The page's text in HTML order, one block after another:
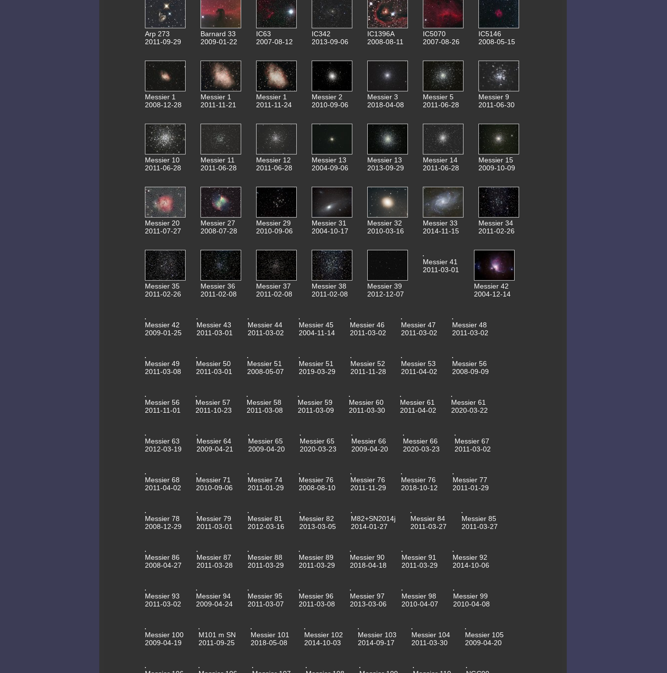
Arp 273
2011-09-29
Barnard 33
2009-01-22
IC63
2007-08-12
IC342
2013-09-06
IC1396A
2008-08-11
IC5070
2007-08-26
IC5146
2008-05-15
Messier 1
2008-12-28
Messier 1
2011-11-21
Messier 1
2011-11-24
Messier 2
2010-09-06
Messier 3
2018-04-08
Messier 5
2011-06-28
Messier 9
2011-06-30
Messier 10
2011-06-28
Messier 11
2011-06-28
Messier 12
2011-06-28
Messier 13
2004-09-06
Messier 13
2013-09-29
Messier 14
2011-06-28
Messier 15
2009-10-09
Messier 20
2011-07-27
Messier 27
2008-07-28
Messier 29
2010-09-06
Messier 31
2004-10-17
Messier 32
2010-03-16
Messier 33
2014-11-15
Messier 34
2011-02-26
Messier 35
2011-02-26
Messier 36
2011-02-08
Messier 37
2011-02-08
Messier 38
2011-02-08
Messier 39
2012-12-07
Messier 41
2011-03-01
Messier 42
2004-12-14
Messier 42
2009-01-25
Messier 43
2011-03-01
Messier 44
2011-03-02
Messier 45
2004-11-14
Messier 46
2011-03-02
Messier 47
2011-03-02
Messier 48
2011-03-02
Messier 49
2011-03-08
Messier 50
2011-03-01
Messier 51
2008-05-07
Messier 51
2019-03-29
Messier 52
2011-11-28
Messier 53
2011-04-02
Messier 56
2008-09-09
Messier 56
2011-11-01
Messier 57
2011-10-23
Messier 58
2011-03-08
Messier 59
2011-03-09
Messier 60
2011-03-30
Messier 61
2011-04-02
Messier 61
2020-03-22
Messier 63
2012-03-19
Messier 64
2009-04-21
Messier 65
2009-04-20
Messier 65
2020-03-23
Messier 66
2009-04-20
Messier 66
2020-03-23
Messier 67
2011-03-02
Messier 68
2011-04-02
Messier 71
2010-09-06
Messier 74
2011-01-29
Messier 76
2008-08-10
Messier 76
2011-11-29
Messier 76
2018-10-12
Messier 77
2011-01-29
Messier 78
2008-12-29
Messier 79
2011-03-01
Messier 81
2012-03-16
Messier 82
2013-03-05
M82+SN2014j
2014-01-27
Messier 84
2011-03-27
Messier 85
2011-03-27
Messier 86
2008-04-27
Messier 87
2011-03-28
Messier 88
2011-03-29
Messier 89
2011-03-29
Messier 90
2018-04-18
Messier 91
2011-03-29
Messier 92
2014-10-06
Messier 93
2011-03-02
Messier 94
2009-04-24
Messier 95
2011-03-07
Messier 96
2011-03-08
Messier 97
2013-03-06
Messier 98
2010-04-07
Messier 99
2010-04-08
Messier 100
2009-04-19
M101 m SN
2011-09-25
Messier 101
2018-05-08
Messier 102
2014-10-03
Messier 103
2014-09-17
Messier 104
2011-03-30
Messier 105
2009-04-20